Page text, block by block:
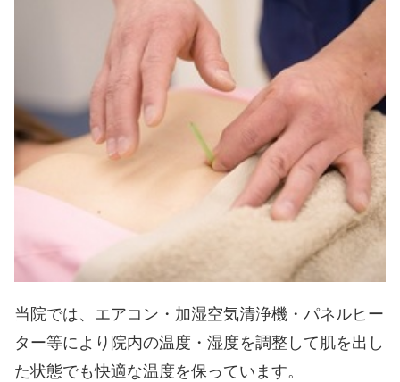
当院では、エアコン・加湿空気清浄機・パネルヒー
ター等により院内の温度・湿度を調整して肌を出し
た状態でも快適な温度を保っています。